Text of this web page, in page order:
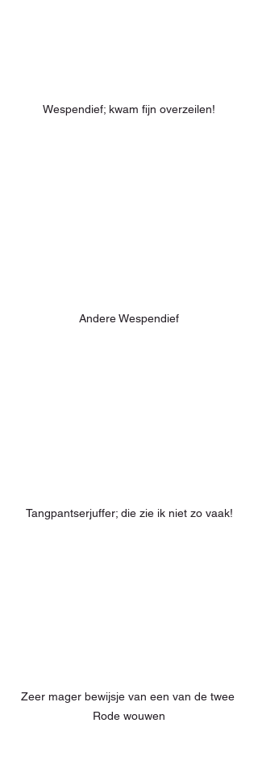
Wespendief; kwam fijn overzeilen!
Andere Wespendief
Tangpantserjuffer; die zie ik niet zo vaak!
Zeer mager bewijsje van een van de twee
Rode wouwen